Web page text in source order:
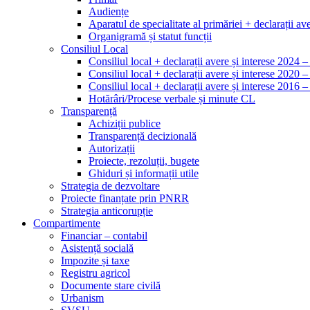
Audiențe
Aparatul de specialitate al primăriei + declarații
Organigramă și statut funcții
Consiliul Local
Consiliul local + declarații avere și interese 2024
Consiliul local + declarații avere și interese 2020
Consiliul local + declarații avere și interese 2016
Hotărâri/Procese verbale și minute CL
Transparență
Achiziții publice
Transparență decizională
Autorizații
Proiecte, rezoluții, bugete
Ghiduri și informații utile
Strategia de dezvoltare
Proiecte finanțate prin PNRR
Strategia anticorupție
Compartimente
Financiar – contabil
Asistență socială
Impozite și taxe
Registru agricol
Documente stare civilă
Urbanism